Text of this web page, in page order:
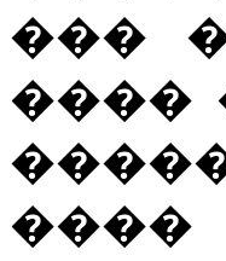
���
����
����